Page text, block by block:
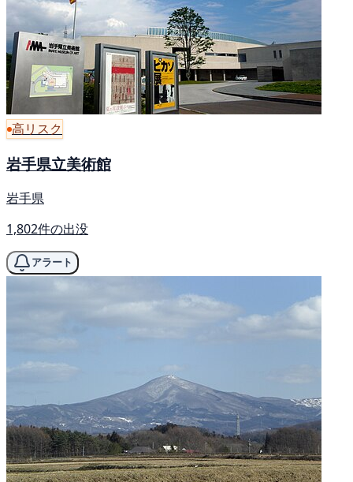
高リスク
岩手県立美術館
岩手県
1,802件の出没
アラート